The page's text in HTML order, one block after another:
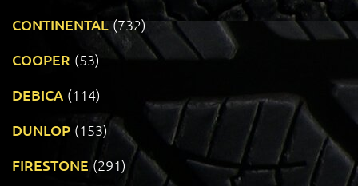
CONTINENTAL (732)
COOPER (53)
DEBICA (114)
DUNLOP (153)
FIRESTONE (291)